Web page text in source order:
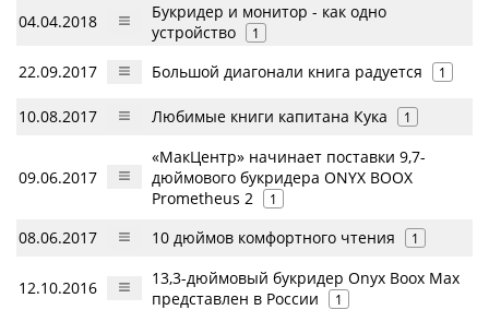
04.04.2018
Букридер и монитор - как одно
устройство
1
22.09.2017 Большой диагонали книга радуется 1
10.08.2017 Любимые книги капитана Кука 1
09.06.2017
«МакЦентр» начинает поставки 9,7-
дюймового букридера ONYX BOOX
Prometheus 2
1
08.06.2017 10 дюймов комфортного чтения 1
12.10.2016
13,3-дюймовый букридер Onyx Boox Max
представлен в России
1